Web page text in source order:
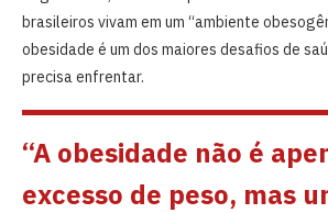
brasileiros vivam em um “ambiente
obesidade é um dos maiores desafios de
precisa enfrentar.
“A obesidade não é
excesso de peso, mas